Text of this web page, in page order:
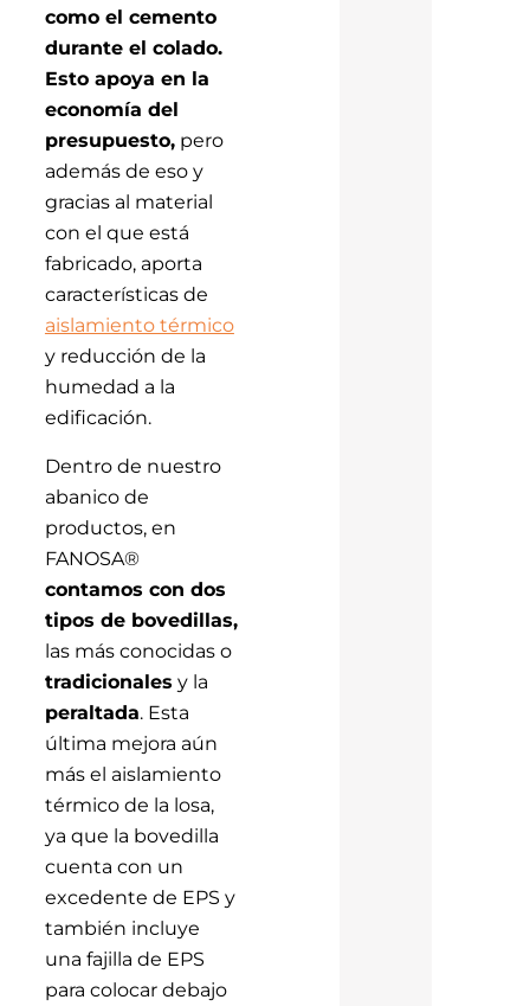
como el cemento
durante el colado.
Esto apoya en la
economía del
presupuesto,pero
además de eso y
gracias al material
con el que está
fabricado, aporta
características de
aislamiento térmico
y reducción de la
humedad a la
edificación.
Dentro de nuestro
abanico de
productos, en
FANOSA®
contamos con dos
tipos de bovedillas,
las más conocidas o
tradicionales y la
peraltada. Esta
última mejora aún
más el aislamiento
térmico de la losa,
ya que la bovedilla
cuenta con un
excedente de EPS y
también incluye
una fajilla de EPS
para colocar debajo